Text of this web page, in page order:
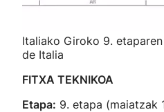
Italiako Giroko 9.
de Italia
FITXA TEKNIKOA
Etapa: 9. etapa (maiatzak